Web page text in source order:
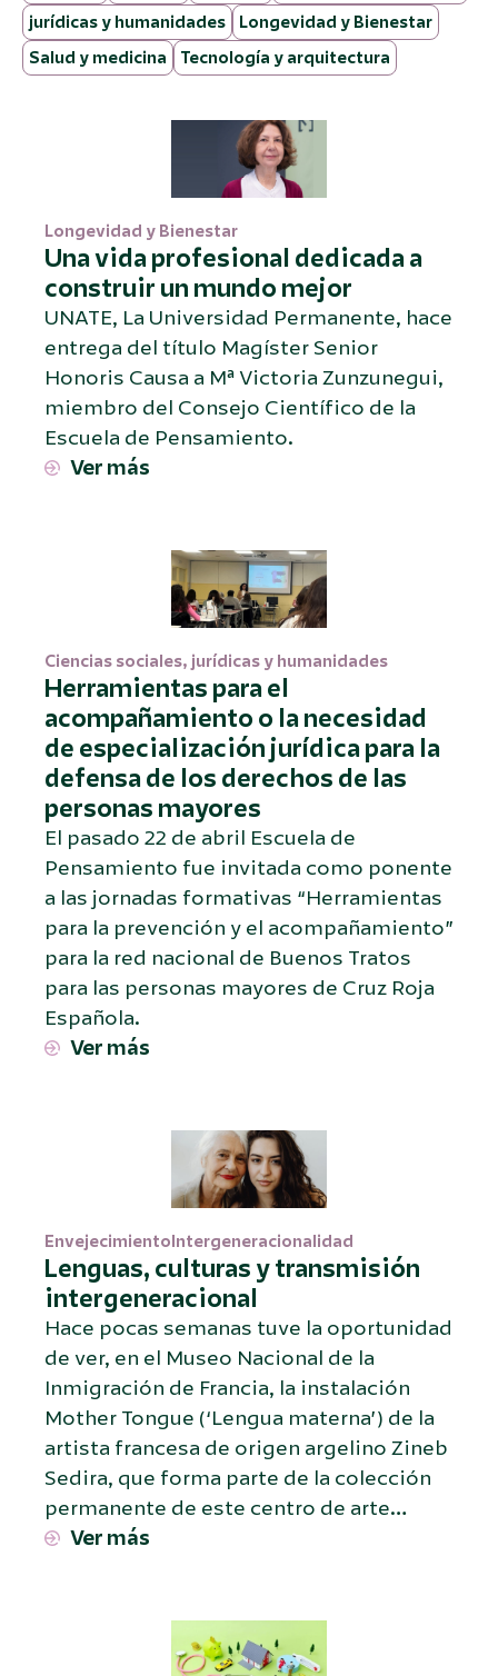
jurídicas y humanidades
Longevidad y Bienestar
Salud y medicina
Tecnología y arquitectura
Longevidad y Bienestar
Una vida profesional dedicada a
construir un mundo mejor
UNATE, La Universidad Permanente, hace
entrega del título Magíster Senior
Honoris Causa a Mª Victoria Zunzunegui,
miembro del Consejo Científico de la
Escuela de Pensamiento.
Ver más
Ciencias sociales, jurídicas y humanidades
Herramientas para el
acompañamiento o la necesidad
de especialización jurídica para la
defensa de los derechos de las
personas mayores
El pasado 22 de abril Escuela de
Pensamiento fue invitada como ponente
a las jornadas formativas “Herramientas
para la prevención y el acompañamiento”
para la red nacional de Buenos Tratos
para las personas mayores de Cruz Roja
Española.
Ver más
EnvejecimientoIntergeneracionalidad
Lenguas, culturas y transmisión
intergeneracional
Hace pocas semanas tuve la oportunidad
de ver, en el Museo Nacional de la
Inmigración de Francia, la instalación
Mother Tongue (‘Lengua materna’) de la
artista francesa de origen argelino Zineb
Sedira, que forma parte de la colección
permanente de este centro de arte…
Ver más